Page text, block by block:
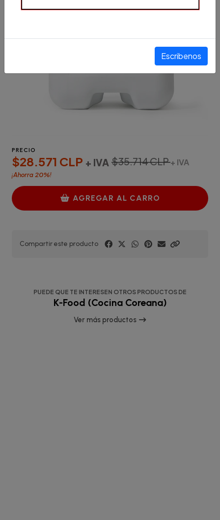
PRECIO
$28.571 CLP + IVA $35.714 CLP+ IVA
¡Ahorra 20%!
AGREGAR AL CARRO
Compartir este producto
PUEDE QUE TE INTERESEN OTROS PRODUCTOS DE
K-Food (Cocina Coreana)
Ver más productos
Escribenos